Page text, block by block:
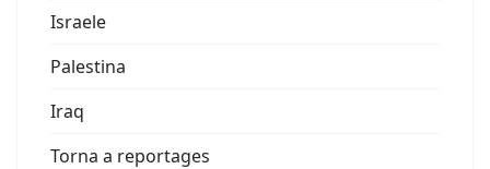
Israele
Palestina
Iraq
Torna a reportages